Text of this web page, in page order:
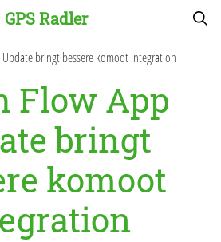
GPS Radler
Update bringt bessere komoot Integration
Flow App
bringt
komoot